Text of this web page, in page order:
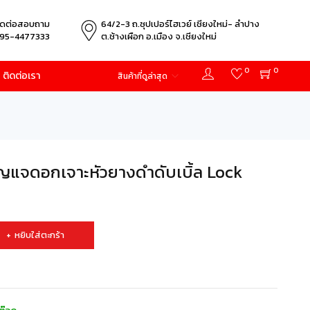
ต่อสอบถาม
4477333
64/2-3 ถ.ซุปเปอร์ไฮเวย์ เชียงใหม่- ลำปาง
ต.ช้างเผือก อ.เมือง จ.เชียงใหม่
ติดต่อเรา 0
0
สินค้าที่ดูล่าสุด
แจดอกเจาะหัวยางดำดับเบิ้ล Lock
หยิบใส่ตะกร้า